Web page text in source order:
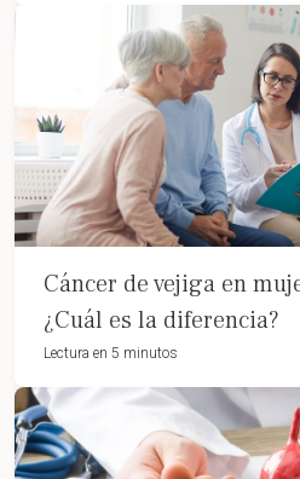
Cáncer de vejiga en
¿Cuál es la diferencia?
Lectura en 5 minutos